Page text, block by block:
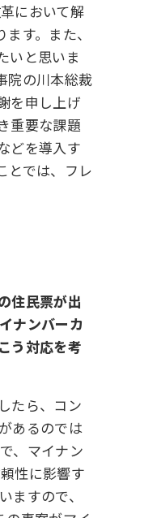
において解
す。また、
いと思いま
院の川本総裁
を申し上げ
重要な課題
どを導入す
とでは、フレ
住民票が出
ナンバーカ
う対応を考
たら、コン
あるのでは
、マイナン
性に影響す
すので、